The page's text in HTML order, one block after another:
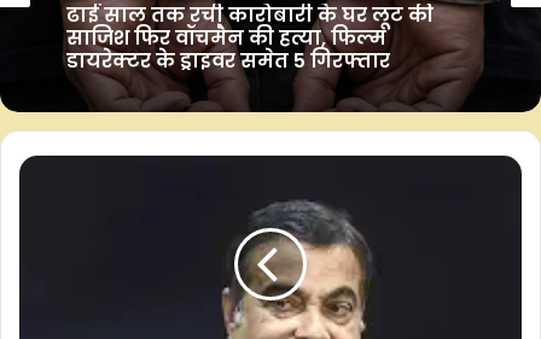
ढाई साल तक रची कारोबारी के घर लूट की
साजिश फिर वॉचमैन की हत्या, फिल्म
डायरेक्टर के ड्राइवर समेत 5 गिरफ्तार